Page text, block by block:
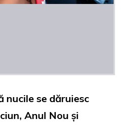
se dăruiesc
Anul Nou și